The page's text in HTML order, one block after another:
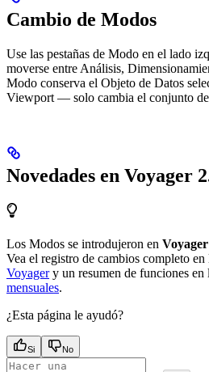
Cambio de Modos
Use las pestañas de Modo en el lado
moverse entre Análisis,
Modo conserva el Objeto de Datos
Viewport — solo cambia el conjunto de
Novedades en Voyager
Los Modos se introdujeron en
Vea el registro de cambios completo en
Voyagery un resumen de funciones en
mensuales.
¿Esta página le ayudó?
Si No